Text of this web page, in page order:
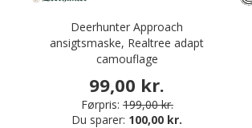
Deerhunter Approach
ansigtsmaske, Realtree adapt
camouflage
99,00 kr.
Førpris: 199,00 kr.
Du sparer: 100,00 kr.